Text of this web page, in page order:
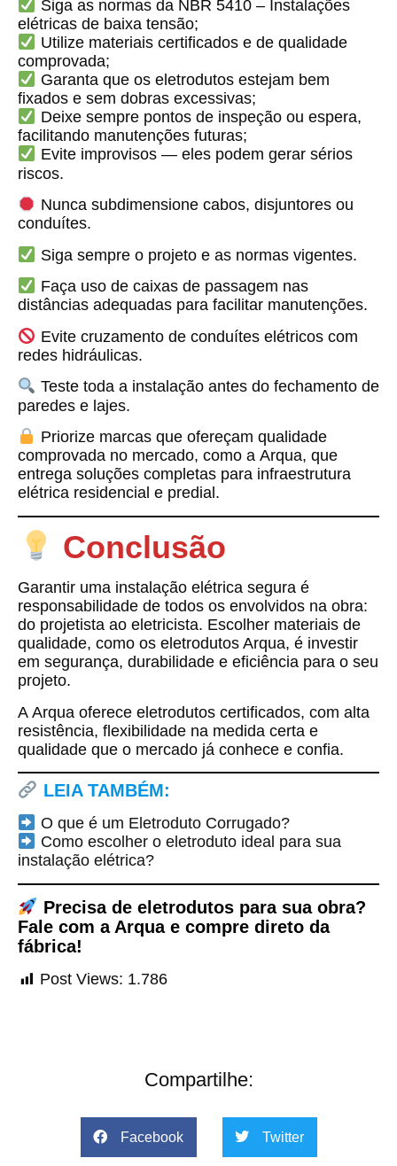
Siga as normas da NBR 5410 – Instalações
elétricas de baixa tensão;
Utilize materiais certificados e de qualidade
comprovada;
Garanta que os eletrodutos estejam bem
fixados e sem dobras excessivas;
Deixe sempre pontos de inspeção ou espera,
facilitando manutenções futuras;
Evite improvisos — eles podem gerar sérios
riscos.
Nunca subdimensione cabos, disjuntores ou
conduítes.
Siga sempre o projeto e as normas vigentes.
Faça uso de caixas de passagem nas
distâncias adequadas para facilitar manutenções.
Evite cruzamento de conduítes elétricos com
redes hidráulicas.
Teste toda a instalação antes do fechamento de
paredes e lajes.
Priorize marcas que ofereçam qualidade
comprovada no mercado, como a Arqua, que
entrega soluções completas para infraestrutura
elétrica residencial e predial.
Conclusão
Garantir uma instalação elétrica segura é
responsabilidade de todos os envolvidos na obra:
do projetista ao eletricista. Escolher materiais de
qualidade, como os eletrodutos Arqua, é investir
em segurança, durabilidade e eficiência para o seu
projeto.
A Arqua oferece eletrodutos certificados, com alta
resistência, flexibilidade na medida certa e
qualidade que o mercado já conhece e confia.
LEIA TAMBÉM:
O que é um Eletroduto Corrugado?
Como escolher o eletroduto ideal para sua
instalação elétrica?
Precisa de eletrodutos para sua obra?
Fale com a Arqua e compre direto da
fábrica!
Post Views: 1.786
Compartilhe:
Facebook Twitter